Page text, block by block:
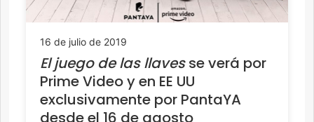
16 de julio de 2019
El juego de las llavesse verá por
Prime Video y en EE UU
exclusivamente por PantaYA
desde el 16 de agosto